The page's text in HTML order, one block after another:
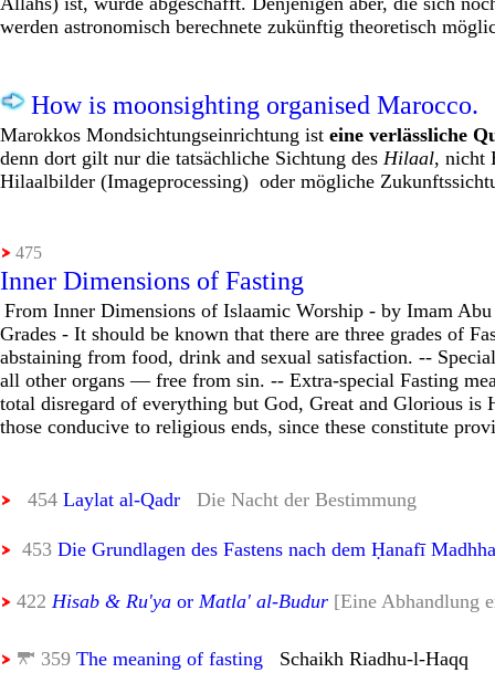
werden astronomisch berechnete zukünftig theoretisch
How is moonsighting organised Marocco.
Marokkos Mondsichtungseinrichtung ist eine verlässliche
denn dort gilt nur die tatsächliche Sichtung des Hilaal, nicht
Hilaalbilder (Imageprocessing) oder mögliche
475
Inner Dimensions of Fasting
From Inner Dimensions of Islaamic Worship - by Imam
Grades - It should be known that there are three grades of
abstaining from food, drink and sexual satisfaction. --
all other organs — free from sin. -- Extra-special Fasting
total disregard of everything but God, Great and Glorious
those conducive to religious ends, since these constitute
454 Laylat al-Qadr Die Nacht der Bestimmung
453 Die Grundlagen des Fastens nach dem Ḥanafī
422 Hisab & Ru'ya or Matla' al-Budur [Eine Abhandlung
359 The meaning of fasting Schaikh Riadhu-l-Haqq